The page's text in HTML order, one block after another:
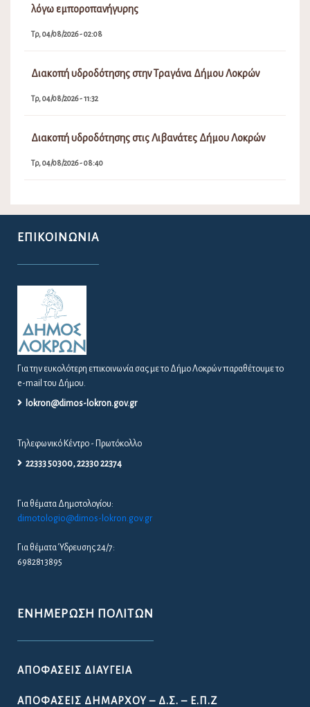
λόγω εμποροπανήγυρης
Τρ, 04/08/2026 - 02:08
Διακοπή υδροδότησης στην Τραγάνα Δήμου Λοκρών
Τρ, 04/08/2026 - 11:32
Διακοπή υδροδότησης στις Λιβανάτες Δήμου Λοκρών
Τρ, 04/08/2026 - 08:40
ΕΠΙΚΟΙΝΩΝΊΑ
Για την ευκολότερη επικοινωνία σας με το Δήμο Λοκρών παραθέτουμε το
e-mail του Δήμου.
lokron@dimos-lokron.gov.gr
Τηλεφωνικό Κέντρο - Πρωτόκολλο
22333 50300, 22330 22374
Για θέματα Δημοτολογίου:
dimotologio@dimos-lokron.gov.gr
Για θέματα Ύδρευσης 24/7:
6982813895
ΕΝΗΜΈΡΩΣΗ ΠΟΛΙΤΏΝ
ΑΠΟΦΆΣΕΙΣ ΔΙΑΎΓΕΙΑ
ΑΠΟΦΆΣΕΙΣ ΔΗΜΆΡΧΟΥ – Δ.Σ. – Ε.Π.Ζ